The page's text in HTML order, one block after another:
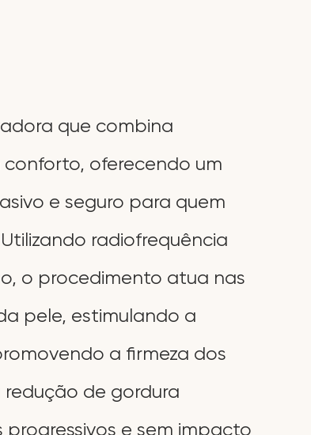
que combina
oferecendo um
e seguro para quem
radiofrequência
o procedimento atua nas
pele, estimulando a
a firmeza dos
de gordura
progressivos e sem impacto